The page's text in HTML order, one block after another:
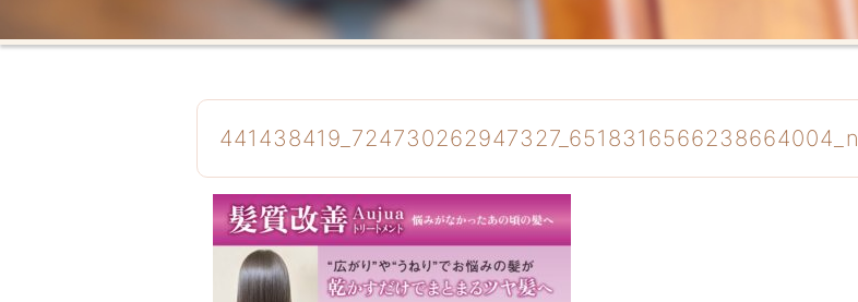
441438419_724730262947327_6518316566238664004_n